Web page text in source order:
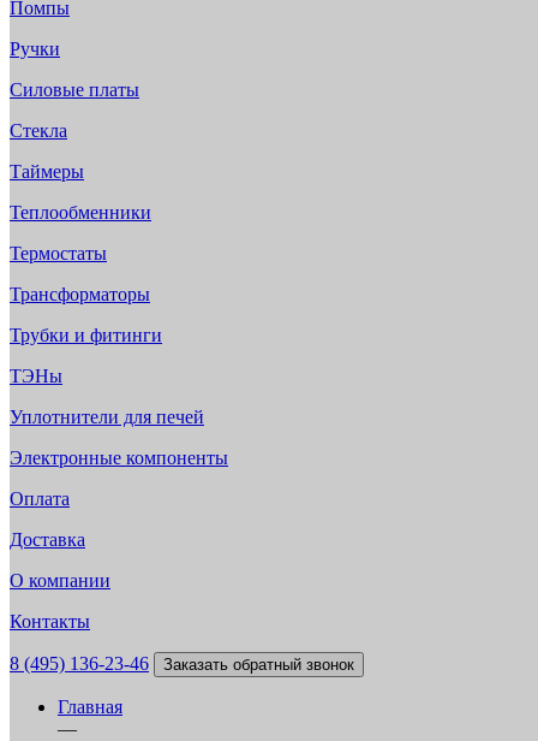
Помпы
Ручки
Силовые платы
Стекла
Таймеры
Теплообменники
Термостаты
Трансформаторы
Трубки и фитинги
ТЭНы
Уплотнители для печей
Электронные компоненты
Оплата
Доставка
О компании
Контакты
8 (495) 136-23-46 Заказать обратный звонок
Главная
—